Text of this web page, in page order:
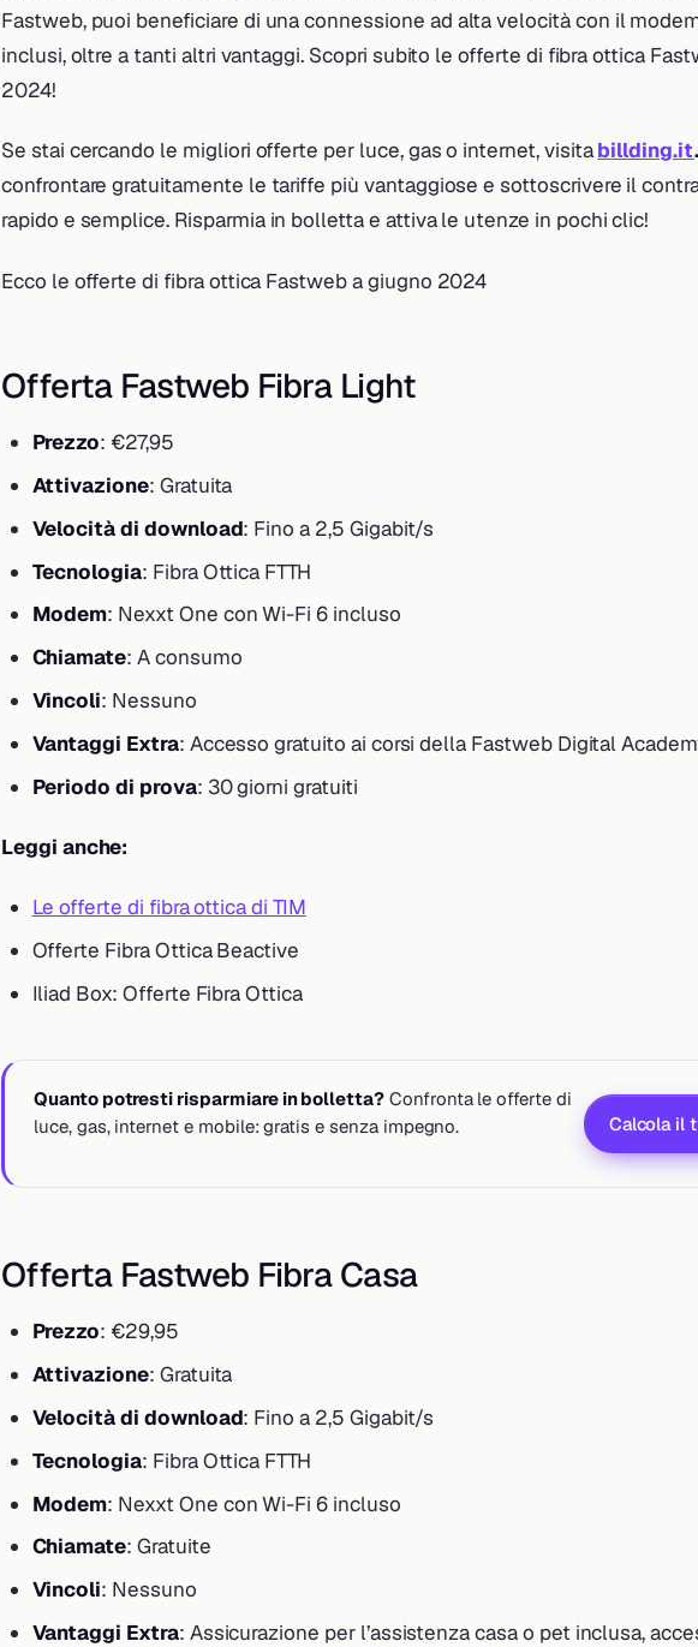
Fastweb, puoi beneficiare di una connessione ad alta velocità con il
inclusi, oltre a tanti altri vantaggi. Scopri subito le offerte di fibra ottica
2024!
Se stai cercando le migliori offerte per luce, gas o internet, visitabillding.it.
confrontare gratuitamente le tariffe più vantaggiose e sottoscrivere il
rapido e semplice. Risparmia in bolletta e attiva le utenze in pochi clic!
Ecco le offerte di fibra ottica Fastweb a giugno 2024
Offerta Fastweb Fibra Light
Prezzo: €27,95
Attivazione: Gratuita
Velocità di download: Fino a 2,5 Gigabit/s
Tecnologia: Fibra Ottica FTTH
Modem: Nexxt One con Wi-Fi 6 incluso
Chiamate: A consumo
Vincoli: Nessuno
Vantaggi Extra: Accesso gratuito ai corsi della Fastweb Digital
Periodo di prova: 30 giorni gratuiti
Leggi anche:
Le offerte di fibra ottica di TIM
Offerte Fibra Ottica Beactive
Iliad Box: Offerte Fibra Ottica
Quanto potresti risparmiare in bolletta?Confronta le offerte di
luce, gas, internet e mobile: gratis e senza impegno.
Calcola il
Offerta Fastweb Fibra Casa
Prezzo: €29,95
Attivazione: Gratuita
Velocità di download: Fino a 2,5 Gigabit/s
Tecnologia: Fibra Ottica FTTH
Modem: Nexxt One con Wi-Fi 6 incluso
Chiamate: Gratuite
Vincoli: Nessuno
Vantaggi Extra: Assicurazione per l’assistenza casa o pet inclusa,